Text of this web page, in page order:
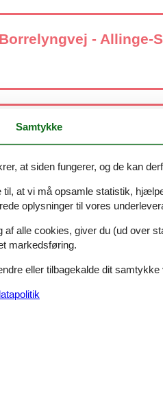
- Allinge-
52B, - 3770 -
3770 - Allinge-
- 3770 - Allinge-
- Allinge-Sandvig
Samtykke
at siden fungerer, og de kan
at vi må opsamle statistik,
oplysninger til vores
af alle cookies, giver du (ud over
markedsføring.
eller tilbagekalde dit